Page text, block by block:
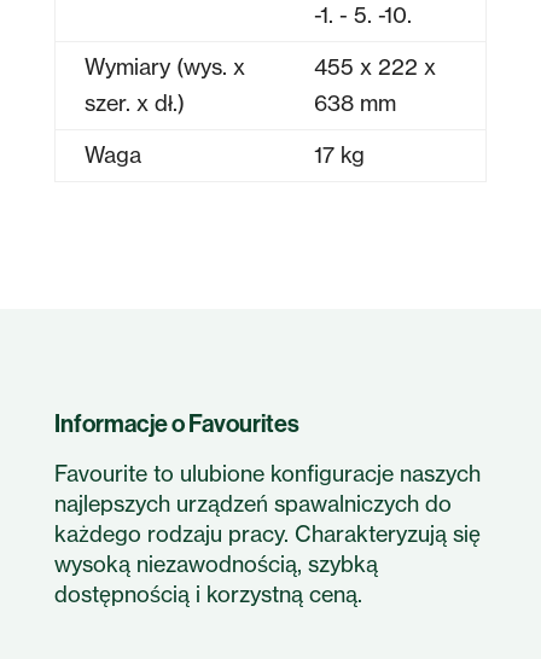
-1. - 5. -10.
Wymiary (wys. x
szer. x dł.)
455 x 222 x
638 mm
Waga
17 kg
Informacje o Favourites
Favourite to ulubione konfiguracje naszych
najlepszych urządzeń spawalniczych do
każdego rodzaju pracy. Charakteryzują się
wysoką niezawodnością, szybką
dostępnością i korzystną ceną.